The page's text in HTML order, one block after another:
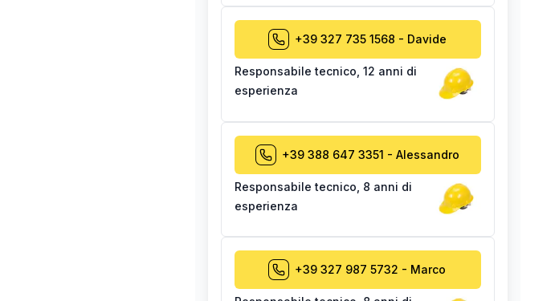
+39 327 735 1568 - Davide
Responsabile tecnico 12 anni di
esperienza
+39 388 647 3351 - Alessandro
Responsabile tecnico 8 anni di
esperienza
+39 327 987 5732 - Marco